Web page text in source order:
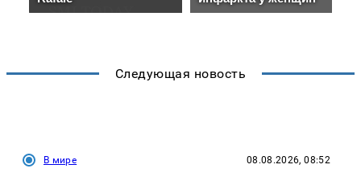
Следующая новость
В мире 08.08.2026, 08:52